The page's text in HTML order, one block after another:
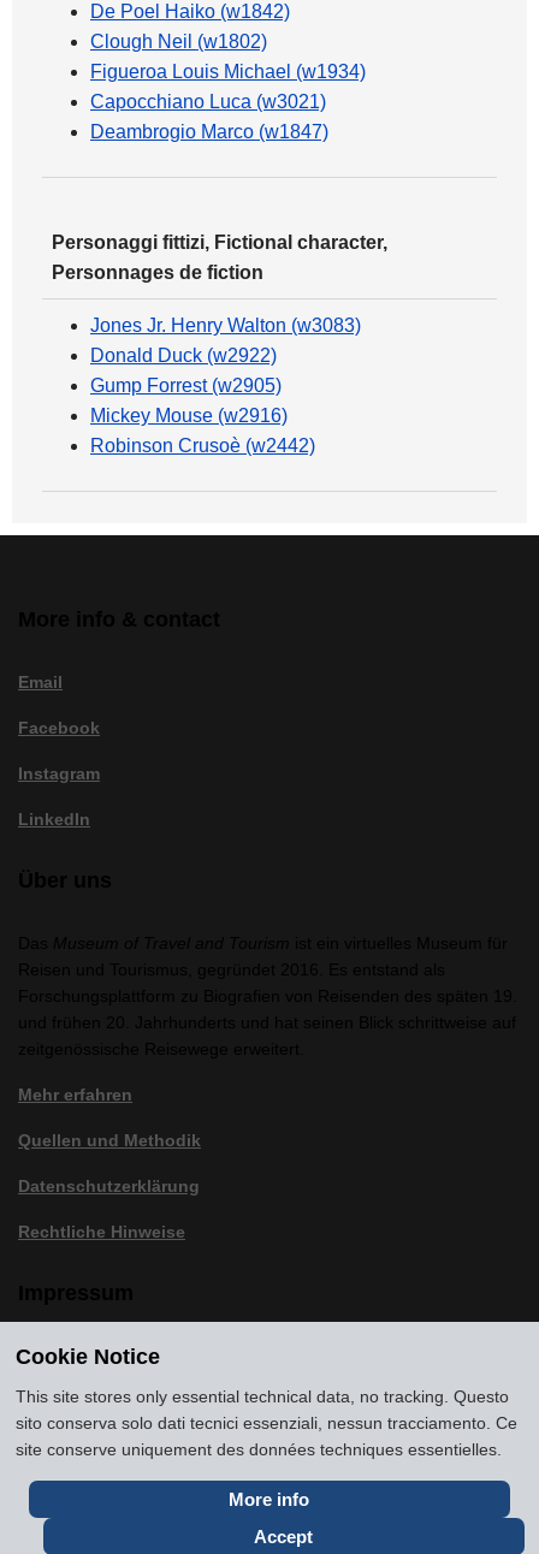
De Poel Haiko (w1842)
Clough Neil (w1802)
Figueroa Louis Michael (w1934)
Capocchiano Luca (w3021)
Deambrogio Marco (w1847)
Personaggi fittizi, Fictional character,
Personnages de fiction
Jones Jr. Henry Walton (w3083)
Donald Duck (w2922)
Gump Forrest (w2905)
Mickey Mouse (w2916)
Robinson Crusoè (w2442)
Email
Facebook
Instagram
LinkedIn
Mehr erfahren
Quellen und Methodik
Datenschutzerklärung
Rechtliche Hinweise
Copyright2016-2026
museumoftravel.org"
InfoDeveloped bywww.rhpositive.net. IconsFont Awesome.
Translations Openai ChatGPT. Images Midjourney and ChatGPT,
unless otherwise specified
Cookie Notice
This site stores only essential technical data, no tracking. Questo
sito conserva solo dati tecnici essenziali, nessun tracciamento. Ce
site conserve uniquement des données techniques essentielles.
More info
Accept